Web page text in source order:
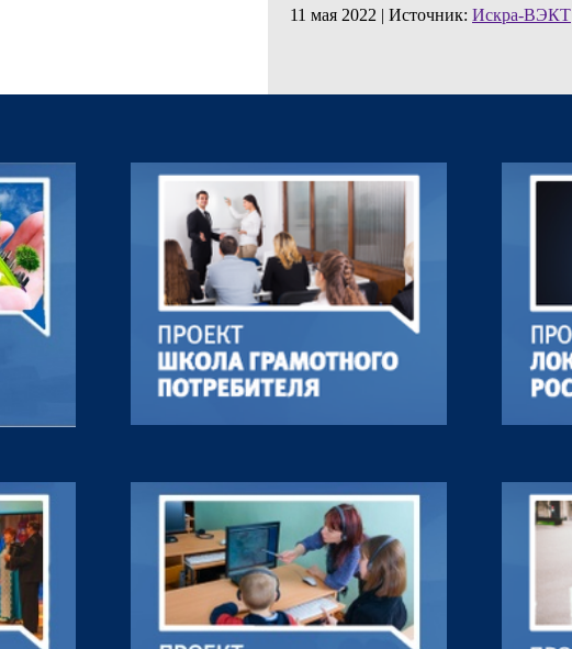
11 мая 2022 | Источник: Искра-ВЭКТ